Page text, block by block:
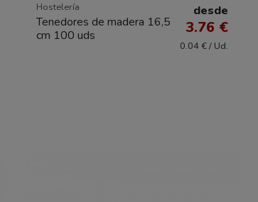
Hostelería
Tenedores de madera 16,5
cm 100 uds
desde
3.76 €
0.04 € / Ud.